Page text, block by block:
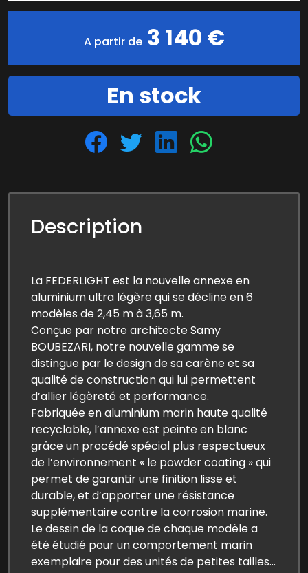
A partir de3 140 €
En stock
Description
La FEDERLIGHT est la nouvelle annexe en
aluminium ultra légère qui se décline en 6
modèles de 2,45 m à 3,65 m.
Conçue par notre architecte Samy
BOUBEZARI, notre nouvelle gamme se
distingue par le design de sa carène et sa
qualité de construction qui lui permettent
d’allier légèreté et performance.
Fabriquée en aluminium marin haute qualité
recyclable, l’annexe est peinte en blanc
grâce un procédé spécial plus respectueux
de l’environnement « le powder coating » qui
permet de garantir une finition lisse et
durable, et d’apporter une résistance
supplémentaire contre la corrosion marine.
Le dessin de la coque de chaque modèle a
été étudié pour un comportement marin
exemplaire pour des unités de petites tailles…